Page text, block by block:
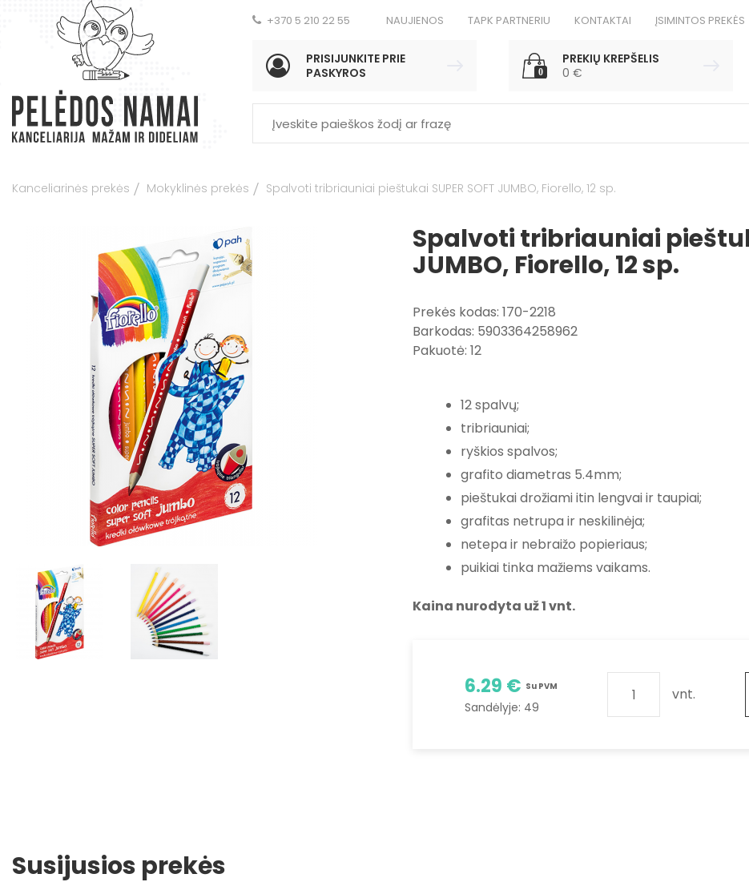
+370 5 210 22 55 NAUJIENOS TAPK PARTNERIU KONTAKTAI ĮSIMINTOS PREKĖS
PRISIJUNKITE PRIE
PASKYROS
0
PREKIŲ KREPŠELIS
0 €
Kanceliarinės prekės Mokyklinės prekės Spalvoti tribriauniai pieštukai SUPER SOFT JUMBO, Fiorello, 12 sp.
Spalvoti tribriauniai
JUMBO, Fiorello, 12 sp.
Prekės kodas: 170-2218
Barkodas: 5903364258962
Pakuotė: 12
12 spalvų;
tribriauniai;
ryškios spalvos;
grafito diametras 5.4mm;
pieštukai drožiami itin lengvai ir taupiai;
grafitas netrupa ir neskilinėja;
netepa ir nebraižo popieriaus;
puikiai tinka mažiems vaikams.
Kaina nurodyta už 1 vnt.
6.29 € Su PVM
Sandėlyje: 49
vnt.
Susijusios prekės